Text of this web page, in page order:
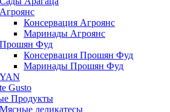
Агроянс
Консервация Агроянс
Маринады Агроянс
Прошян Фуд
Консервация Прошян Фуд
Маринады Прошян Фуд
YAN
te Gusto
Продукты
Мясные деликатесы